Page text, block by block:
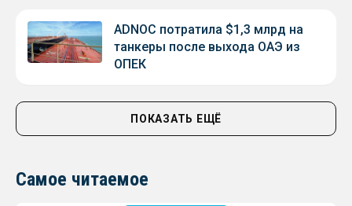
ADNOC потратила $1,3 млрд на
танкеры после выхода ОАЭ из
ОПЕК
ПОКАЗАТЬ ЕЩЁ
Самое читаемое